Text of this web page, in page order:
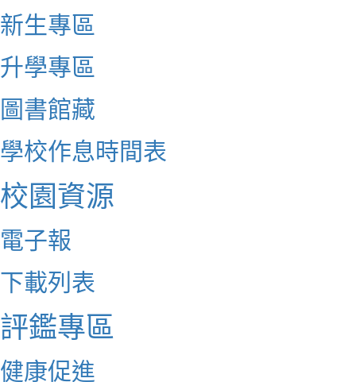
新生專區
升學專區
圖書館藏
學校作息時間表
校園資源
電子報
下載列表
評鑑專區
健康促進